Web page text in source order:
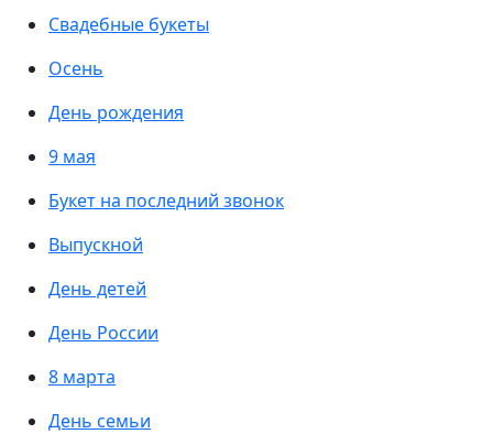
Свадебные букеты
Осень
День рождения
9 мая
Букет на последний звонок
Выпускной
День детей
День России
8 марта
День семьи